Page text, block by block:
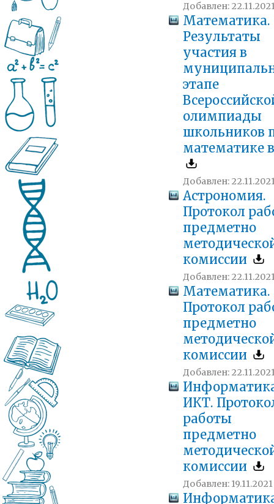
Добавлен:
Математика.
Результаты
участия в
этапе
олимпиады
школьников
математике в
Добавлен: 22.11.2021
Астрономия.
Протокол
предметно
комиссии
Добавлен: 22.11.2021
Математика.
Протокол
предметно
комиссии
Добавлен: 22.11.2021
ИКТ.
работы
предметно
комиссии
Добавлен: 19.11.2021